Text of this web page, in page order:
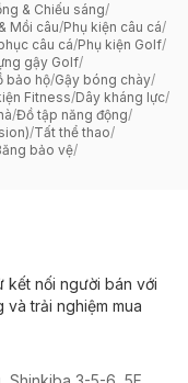
& Chiếu sáng/
Mồi câu/Phụ kiện câu cá/
câu cá/Phụ kiện Golf/
gậy Golf/
bảo hộ/Gậy bóng chày/
Fitness/Dây kháng lực/
/Đồ tập năng động/
/Tất thể thao/
bảo vệ/
kết nối người bán với
trải nghiệm mua